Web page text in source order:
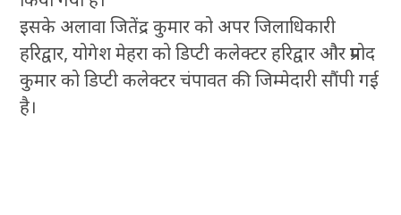
इसके अलावा जितेंद्र कुमार को अपर जिलाधिकारी
हरिद्वार, योगेश मेहरा को डिप्टी कलेक्टर हरिद्वार और प्रमोद
कुमार को डिप्टी कलेक्टर चंपावत की जिम्मेदारी सौंपी गई
है।